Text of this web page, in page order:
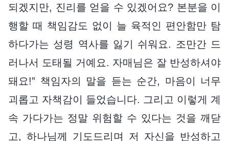
되겠지만, 진리를 얻을 수 있겠어요? 본분을 이
행할 때 책임감도 없이 늘 육적인 편안함만 탐
하다가는 성령 역사를 잃기 쉬워요. 조만간 드
러나서 도태될 거예요. 자매님은 잘 반성하셔야
돼요!” 책임자의 말을 듣는 순간, 마음이 너무
괴롭고 자책감이 들었습니다. 그리고 이렇게 계
속 가다가는 정말 위험할 수 있다는 것을 깨닫
고, 하나님께 기도드리며 저 자신을 반성하고